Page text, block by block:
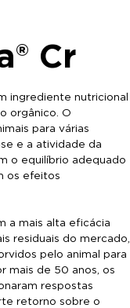
Cr
ingrediente nutricional
orgânico. O
para várias
e a atividade da
o equilíbrio adequado
os efeitos
a mais alta eficácia
residuais do mercado,
pelo animal para
mais de 50 anos, os
respostas
retorno sobre o